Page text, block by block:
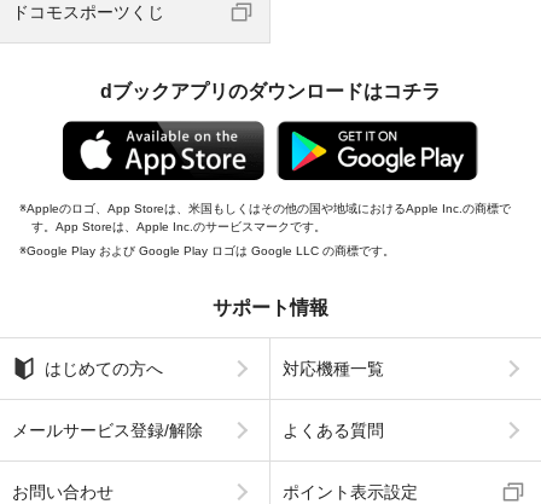
ドコモスポーツくじ
dブックアプリのダウンロードはコチラ
Appleのロゴ、App Storeは、米国もしくはその他の国や地域におけるApple Inc.の商標で
す。App Storeは、Apple Inc.のサービスマークです。
Google Play および Google Play ロゴは Google LLC の商標です。
サポート情報
はじめての方へ 対応機種一覧
メールサービス登録/解除 よくある質問
お問い合わせ ポイント表示設定